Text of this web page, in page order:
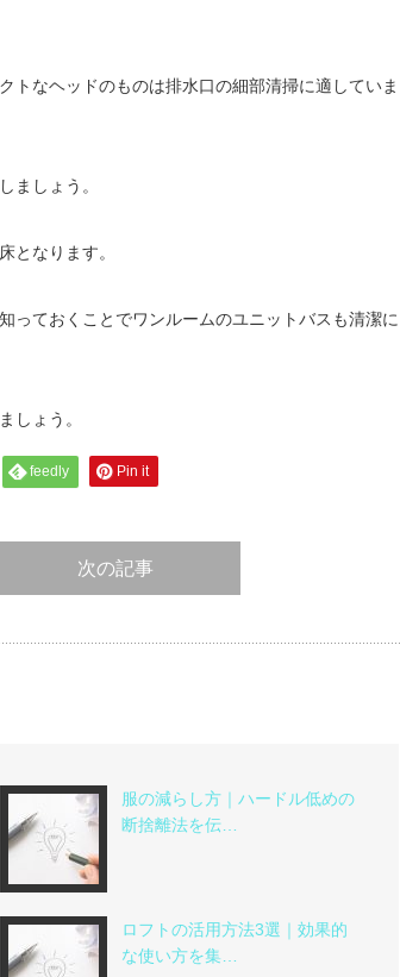
トなヘッドのものは排水口の細部清掃に適していま
ましょう。
となります。
っておくことでワンルームのユニットバスも清潔に
しょう。
feedly Pin it
次の記事
服の減らし方｜ハードル低めの
断捨離法を伝…
ロフトの活用方法3選｜効果的
な使い方を集…